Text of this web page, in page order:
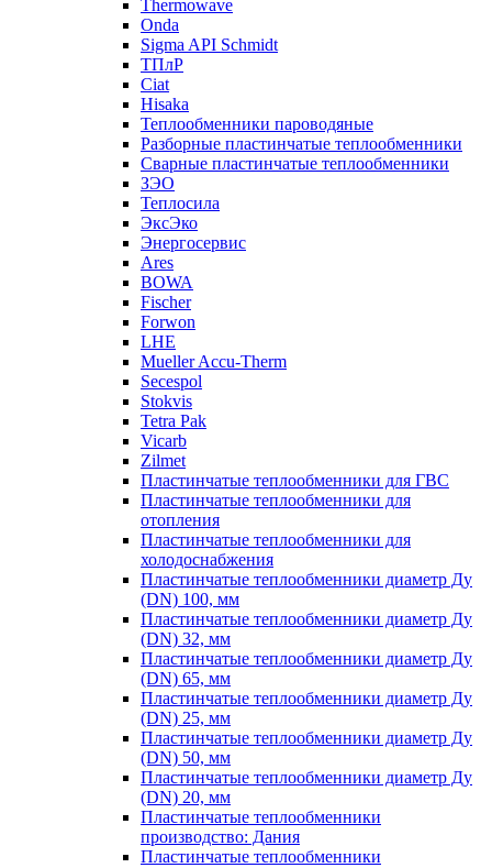
Thermowave
Onda
Sigma API Schmidt
ТПлР
Ciat
Hisaka
Теплообменники пароводяные
Разборные пластинчатые теплообменники
Сварные пластинчатые теплообменники
ЗЭО
Теплосила
ЭксЭко
Энергосервис
Ares
BOWA
Fischer
Forwon
LHE
Mueller Accu-Therm
Secespol
Stokvis
Tetra Pak
Vicarb
Zilmet
Пластинчатые теплообменники для ГВС
Пластинчатые теплообменники для
отопления
Пластинчатые теплообменники для
холодоснабжения
Пластинчатые теплообменники диаметр Ду
(DN) 100, мм
Пластинчатые теплообменники диаметр Ду
(DN) 32, мм
Пластинчатые теплообменники диаметр Ду
(DN) 65, мм
Пластинчатые теплообменники диаметр Ду
(DN) 25, мм
Пластинчатые теплообменники диаметр Ду
(DN) 50, мм
Пластинчатые теплообменники диаметр Ду
(DN) 20, мм
Пластинчатые теплообменники
производство: Дания
Пластинчатые теплообменники